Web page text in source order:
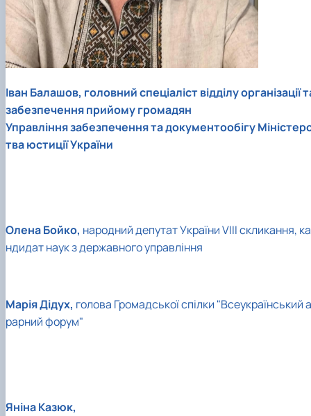
Іван Балашов, головний спеціаліст відділу організації
забезпечення прийому громадян
Управління забезпечення та документообігу
тва юстиції України
Олена Бойко, народний депутат України VIII скликання, ка
ндидат наук з державного управління
Марія Дідух, голова Громадської спілки "Всеукраїнський
рарний форум"
Яніна Казюк,